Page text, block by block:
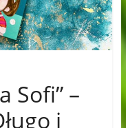
Sofi” –
i